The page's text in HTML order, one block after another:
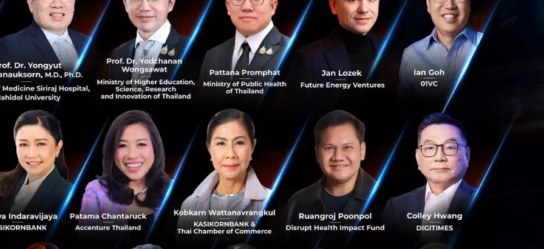
ครั้งนี้ รองนายกรัฐมนตรีและคณะ ได้พบหารือกับผู้บริหารของบริษัทชั้นนำ
ซึ่งได้มีแผนการลงทุนทั้งที่ผ่านมาแล้วและจะลงทุนเพิ่มเติมในอนาคตรวมกว่า 5
ในช่วงการเปลี่ยนผ่านรัฐบาล และกระตุ้นให้เร่งเดินหน้าโครงการในไทยอย่าง